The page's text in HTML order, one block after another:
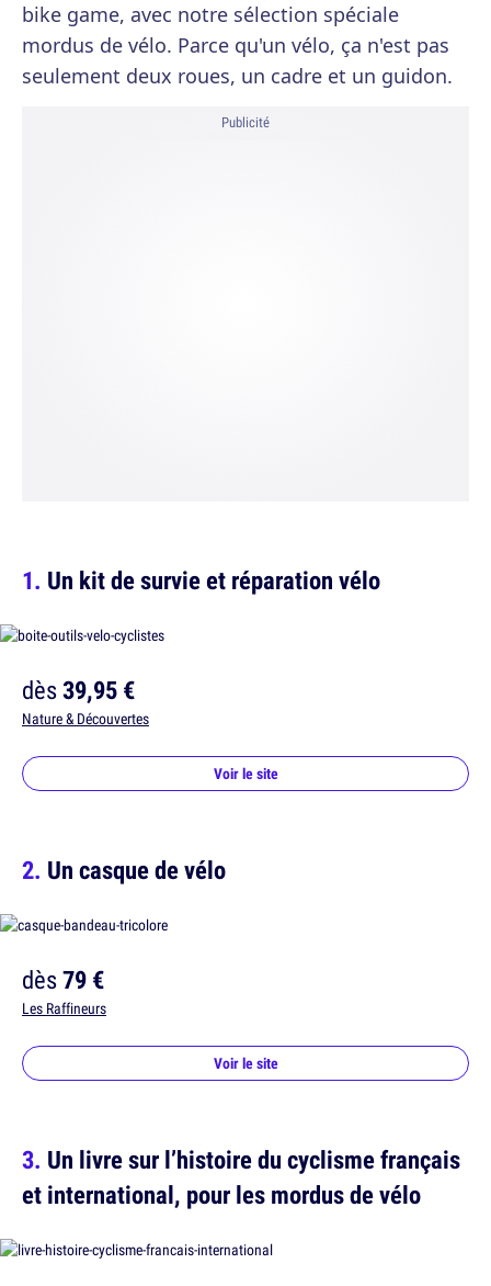
bike game, avec notre sélection spéciale
mordus de vélo. Parce qu'un vélo, ça n'est pas
seulement deux roues, un cadre et un guidon.
Publicité
Un kit de survie et réparation vélo
dès39,95 €
Nature & Découvertes
Voir le site
Un casque de vélo
dès79 €
Les Raffineurs
Voir le site
Un livre sur l’histoire du cyclisme français
et international, pour les mordus de vélo